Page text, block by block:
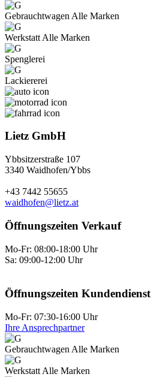
Gebraucht­wagen Alle Marken
Werkstatt Alle Marken
Spenglerei
Lackiererei
Lietz GmbH
Ybbsitzerstraße 107
3340 Waidhofen/Ybbs
+43 7442 55655
waidhofen@lietz.at
Öffnungszeiten Verkauf
Mo-Fr: 08:00-18:00 Uhr
Sa: 09:00-12:00 Uhr
Öffnungszeiten Kundendienst
Mo-Fr: 07:30-16:00 Uhr
Ihre Ansprechpartner
Gebraucht­wagen Alle Marken
Werkstatt Alle Marken